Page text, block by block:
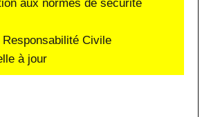
aux normes de sécurité
Civile
à jour